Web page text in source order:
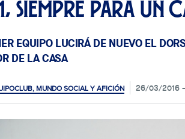
siempre para un
EQUIPO LUCIRÁ DE NUEVO EL
DE LA CASA
CLUB, MUNDO SOCIAL Y AFICIÓN 26/03/2016